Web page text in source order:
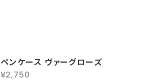
ペンケース ヴァーグローズ
¥2,750